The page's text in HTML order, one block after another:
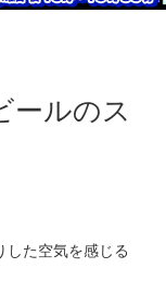
ルのス
した空気を感じる